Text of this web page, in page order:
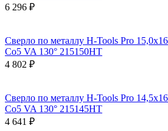
6 296 ₽
Сверло по металлу H-Tools Pro
Co5 VA 130° 215150HT
4 802 ₽
Сверло по металлу H-Tools Pro
Co5 VA 130° 215145HT
4 641 ₽